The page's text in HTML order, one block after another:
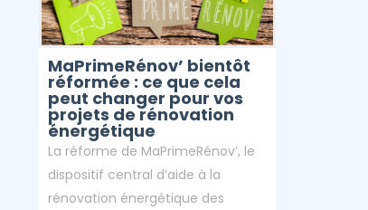
MaPrimeRénov’ bientôt
réformée : ce que cela
peut changer pour vos
projets de rénovation
énergétique
La réforme de MaPrimeRénov’, le
dispositif central d’aide à la
rénovation énergétique des